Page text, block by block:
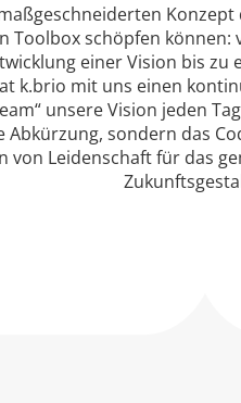
Toolbox schöpfen
einer Vision bis
k.brio mit uns einen
unsere Vision jeden
sondern das
von Leidenschaft für das